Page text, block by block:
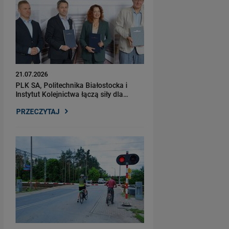
21.07.2026
PLK SA, Politechnika Białostocka i
Instytut Kolejnictwa łączą siły dla…
PRZECZYTAJ